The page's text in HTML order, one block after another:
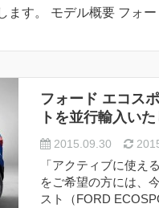
ます。 モデル概要 フォ
フォード エコス
トを並行輸入いた
2015.09.30
「アクティブに使え
をご希望の方には、
スト（FORD